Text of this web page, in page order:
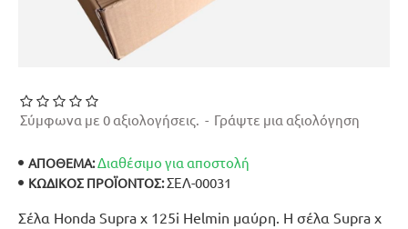
Σέλα Honda Supra x 125i Helmin μαύρη. Η σέλα Supra x
ΑΠΟΘΕΜΑ:Διαθέσιμο για αποστολή
ΚΩΔΙΚΌΣ ΠΡΟΪΌΝΤΟΣ:ΣΕΛ-00031
Σύμφωνα με 0 αξιολογήσεις. - Γράψτε μια αξιολόγηση